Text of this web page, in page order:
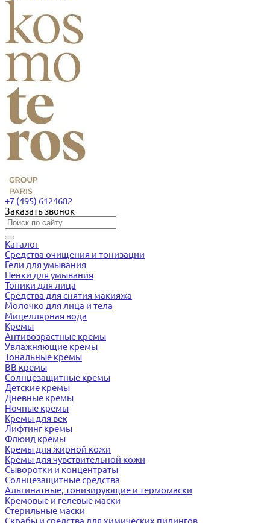
+7 (495) 6124682
Заказать звонок
Каталог
Средства очищения и тонизации
Гели для умывания
Пенки для умывания
Тоники для лица
Средства для снятия макияжа
Молочко для лица и тела
Мицеллярная вода
Кремы
Антивозрастные кремы
Увлажняющие кремы
Тональные кремы
BB кремы
Солнцезащитные кремы
Детские кремы
Дневные кремы
Ночные кремы
Кремы для век
Лифтинг кремы
Флюид кремы
Кремы для жирной кожи
Кремы для чувствительной кожи
Сыворотки и концентраты
Солнцезащитные средства
Альгинатные, тонизирующие и термомаски
Кремовые и гелевые маски
Стерильные маски
Скрабы и средства для химических пилингов